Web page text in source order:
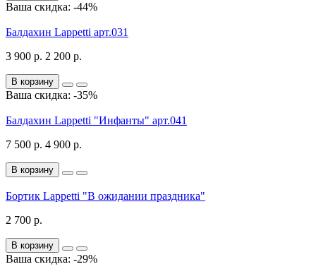
Ваша скидка: -44%
Балдахин Lappetti арт.031
3 900 р. 2 200 р.
В корзину
Ваша скидка: -35%
Балдахин Lappetti "Инфанты" арт.041
7 500 р. 4 900 р.
В корзину
Бортик Lappetti "В ожидании праздника"
2 700 р.
В корзину
Ваша скидка: -29%